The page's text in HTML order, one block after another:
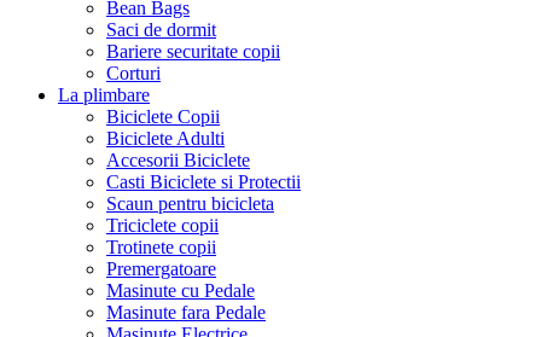
Bean Bags
Saci de dormit
Bariere securitate copii
Corturi
La plimbare
Biciclete Copii
Biciclete Adulti
Accesorii Biciclete
Casti Biciclete si Protectii
Scaun pentru bicicleta
Triciclete copii
Trotinete copii
Premergatoare
Masinute cu Pedale
Masinute fara Pedale